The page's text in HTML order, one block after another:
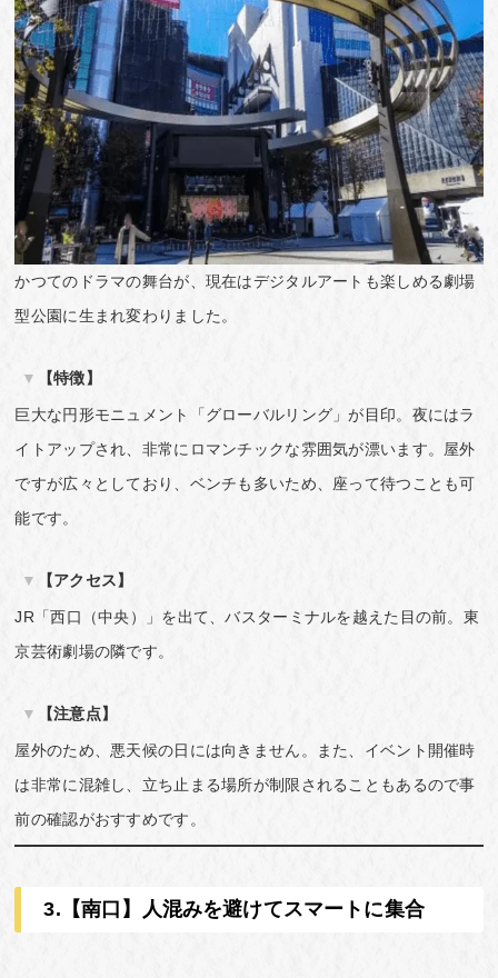
かつてのドラマの舞台が、現在はデジタルアートも楽しめる劇場
型公園に生まれ変わりました。
【特徴】
巨大な円形モニュメント「グローバルリング」が目印。夜にはラ
イトアップされ、非常にロマンチックな雰囲気が漂います。屋外
ですが広々としており、ベンチも多いため、座って待つことも可
能です。
【アクセス】
JR「西口（中央）」を出て、バスターミナルを越えた目の前。東
京芸術劇場の隣です。
【注意点】
屋外のため、悪天候の日には向きません。また、イベント開催時
は非常に混雑し、立ち止まる場所が制限されることもあるので事
前の確認がおすすめです。
3.【南口】人混みを避けてスマートに集合